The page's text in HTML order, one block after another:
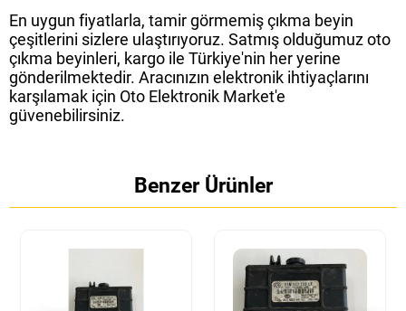
En uygun fiyatlarla, tamir görmemiş çıkma beyin
çeşitlerini sizlere ulaştırıyoruz. Satmış olduğumuz oto
çıkma beyinleri, kargo ile Türkiye'nin her yerine
gönderilmektedir. Aracınızın elektronik ihtiyaçlarını
karşılamak için Oto Elektronik Market'e
güvenebilirsiniz.
Benzer Ürünler